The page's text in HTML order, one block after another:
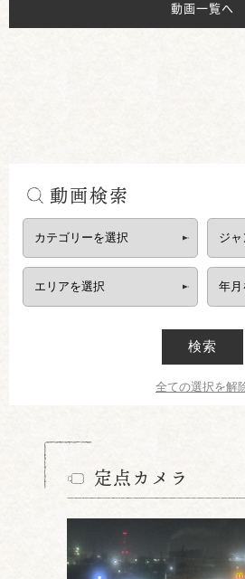
動画一覧へ
動画検索
検索
全ての選択を解
定点カメラ